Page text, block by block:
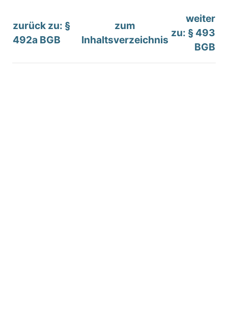
zurück zu: §
492a BGB
zum
Inhaltsverzeichnis
weiter
zu: § 493
BGB